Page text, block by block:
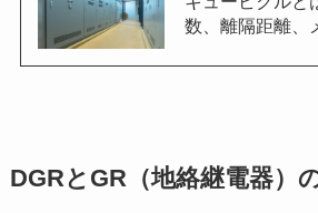
数、離隔距離、
DGRとGR（地絡継電器）